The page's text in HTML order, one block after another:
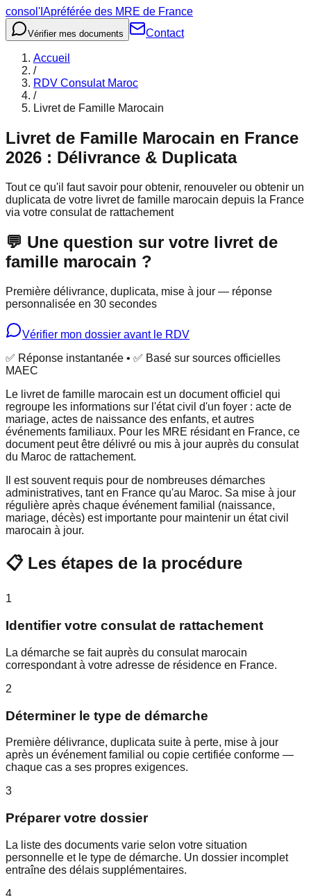
consol 'IApréférée des MRE de France
Vérifier mes documents Contact
Accueil
/
RDV Consulat Maroc
/
Livret de Famille Marocain
Livret de Famille Marocain en France
2026 : Délivrance & Duplicata
Tout ce qu'il faut savoir pour obtenir, renouveler ou obtenir un
duplicata de votre livret de famille marocain depuis la France
via votre consulat de rattachement
💬 Une question sur votre livret de
famille marocain ?
Première délivrance, duplicata, mise à jour — réponse
personnalisée en 30 secondes
Vérifier mon dossier avant le RDV
✅ Réponse instantanée • ✅ Basé sur sources officielles
MAEC
Le livret de famille marocain est un document officiel qui
regroupe les informations sur l'état civil d'un foyer : acte de
mariage, actes de naissance des enfants, et autres
événements familiaux. Pour les MRE résidant en France, ce
document peut être délivré ou mis à jour auprès du consulat
du Maroc de rattachement.
Il est souvent requis pour de nombreuses démarches
administratives, tant en France qu'au Maroc. Sa mise à jour
régulière après chaque événement familial (naissance,
mariage, décès) est importante pour maintenir un état civil
marocain à jour.
📋 Les étapes de la procédure
1
Identifier votre consulat de rattachement
La démarche se fait auprès du consulat marocain
correspondant à votre adresse de résidence en France.
2
Déterminer le type de démarche
Première délivrance, duplicata suite à perte, mise à jour
après un événement familial ou copie certifiée conforme —
chaque cas a ses propres exigences.
3
Préparer votre dossier
La liste des documents varie selon votre situation
personnelle et le type de démarche. Un dossier incomplet
entraîne des délais supplémentaires.
4